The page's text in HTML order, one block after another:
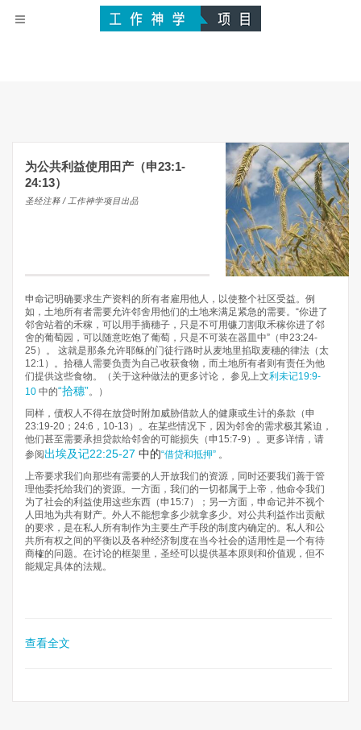
为公共利益使用田产（申23:1-
24:13）
圣经注释 / 工作神学项目出品
申命记明确要求生产资料的所有者雇用他人，以使整个社区受益。例
如，土地所有者需要允许邻舍用他们的土地来满足紧急的需要。“你进了
邻舍站着的禾稼，可以用手摘穗子，只是不可用镰刀割取禾稼你进了邻
舍的葡萄园，可以随意吃饱了葡萄，只是不可装在器皿中”（申23:24-
25）。 这就是那条允许耶稣的门徒行路时从麦地里掐取麦穗的律法（太
12:1）。拾穗人需要负责为自己收获食物，而土地所有者则有责任为他
们提供这些食物。（关于这种做法的更多讨论， 参见上文利未记19:9-
10 中的“拾穗”。）
同样，债权人不得在放贷时附加威胁借款人的健康或生计的条款（申
23:19-20；24:6，10-13）。在某些情况下，因为邻舍的需求极其紧迫，
他们甚至需要承担贷款给邻舍的可能损失（申15:7-9）。更多详情，请
参阅出埃及记22:25-27 中的“借贷和抵押” 。
上帝要求我们向那些有需要的人开放我们的资源，同时还要我们善于管
理他委托给我们的资源。一方面，我们的一切都属于上帝，他命令我们
为了社会的利益使用这些东西（申15:7）；另一方面，申命记并不视个
人田地为共有财产。外人不能想拿多少就拿多少。对公共利益作出贡献
的要求，是在私人所有制作为主要生产手段的制度内确定的。私人和公
共所有权之间的平衡以及各种经济制度在当今社会的适用性是一个有待
商榷的问题。在讨论的框架里，圣经可以提供基本原则和价值观，但不
能规定具体的法规。
查看全文